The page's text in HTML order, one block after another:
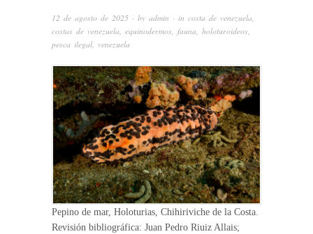
12 de agosto de 2025 · by admin · in costa de venezuela,
costas de venezuela, equinodermos, fauna, holoturoideos,
pesca ilegal, venezuela
Pepino de mar, Holoturias, Chihiriviche de la Costa.
Revisión bibliográfica: Juan Pedro Riuiz Allais;